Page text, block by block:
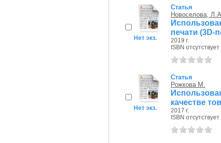
Нет экз.
Статья
Новоселова,
печати (3D-
2019 г.
ISBN отсутствует
Нет экз.
Статья
Рожкова М.
качестве
2017 г.
ISBN отсутствует